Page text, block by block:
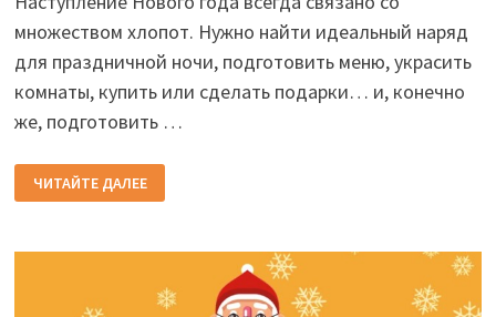
множеством хлопот. Нужно найти идеальный наряд
для праздничной ночи, подготовить меню, украсить
комнаты, купить или сделать подарки… и, конечно
же, подготовить …
КРАСИВЫЕ
СТИХИ
С
ГОДОМ
ЧИТАЙТЕ ДАЛЕЕ